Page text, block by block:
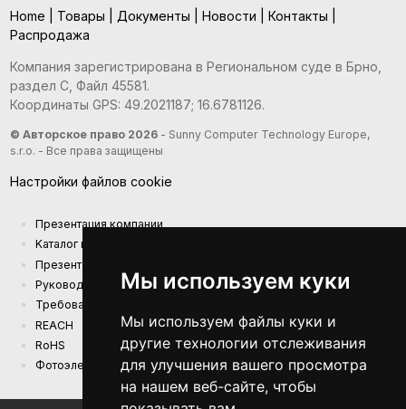
Мы используем куки
Мы используем файлы куки и
другие технологии отслеживания
для улучшения вашего просмотра
на нашем веб-сайте, чтобы
Home Товары Документы Новости Контакты
Распродажа
Компания зарегистрирована в Региональном суде в Брно,
раздел С, Файл 45581.
Координаты GPS: 49.2021187; 16.6781126.
© Авторское право 2026- Sunny Computer Technology Europe,
s.r.o. - Все права защищены
Настройки файлов cookie
Презентация компании
Kаталог продукции
Презентационный каталог
Руководства
Требования к экодизайну (EU) 2019/1782
REACH
RoHS
Фотоэлектрическая электростанция